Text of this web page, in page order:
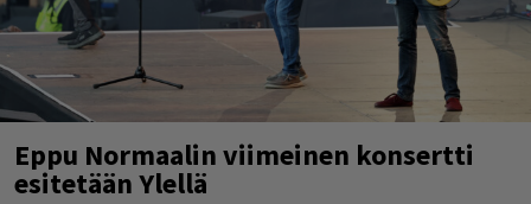
Eppu Normaalin viimeinen konsertti
esitetään Ylellä